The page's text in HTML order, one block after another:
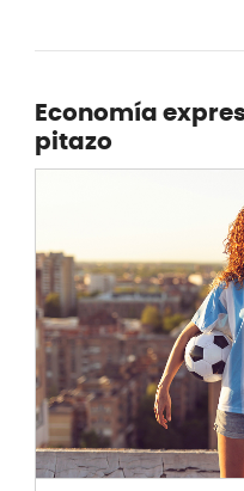
Economía
pitazo